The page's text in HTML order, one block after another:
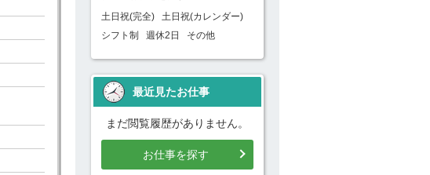
土日祝(完全)
土日祝(カレンダー)
シフト制
週休2日 その他
最近見たお仕事
まだ閲覧履歴がありません。
お仕事を探す